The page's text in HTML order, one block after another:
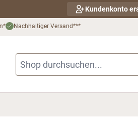
Kundenkonto
Nachhaltiger Versand***